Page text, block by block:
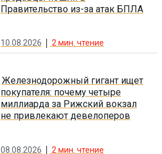
Правительство из-за атак БПЛА
10.08.2026 2 мин. чтение
Железнодорожный гигант ищет
покупателя: почему четыре
миллиарда за Рижский вокзал
не привлекают девелоперов
08.08.2026 2 мин. чтение